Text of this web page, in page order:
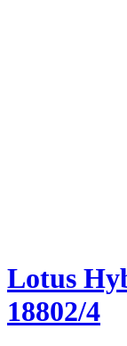
Lotus
18802/4